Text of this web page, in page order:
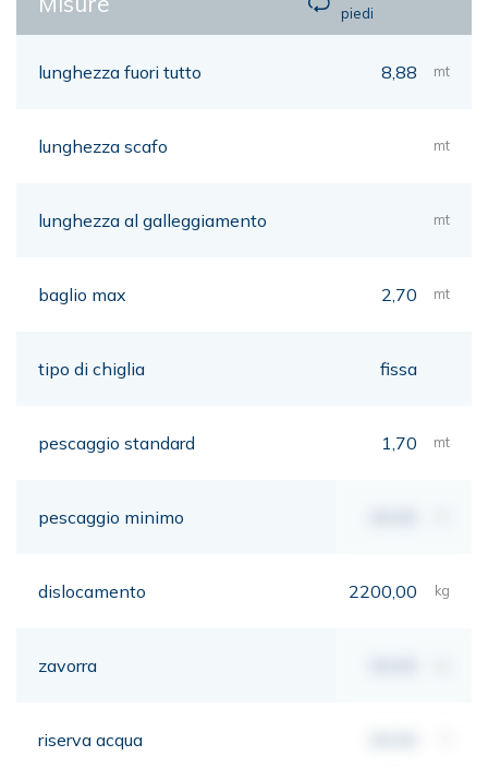
piedi
lunghezza fuori tutto 8,88 mt
lunghezza scafo mt
lunghezza al galleggiamento mt
baglio max 2,70 mt
tipo di chiglia fissa
pescaggio standard 1,70 mt
pescaggio minimo
dislocamento 2200,00 kg
zavorra
riserva acqua